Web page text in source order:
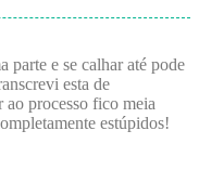
parte e se calhar até pode
esta de
ao processo fico meia
estúpidos!